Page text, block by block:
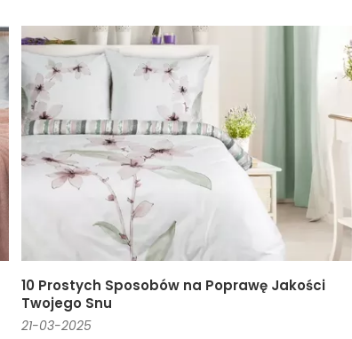
10 Prostych Sposobów na Poprawę Jakości
Twojego Snu
21-03-2025